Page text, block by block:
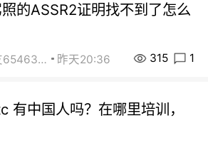
的ASSR2证明找不到了怎么
街友65463281 昨天20:36 315 1
有中国人吗？在哪里培训，